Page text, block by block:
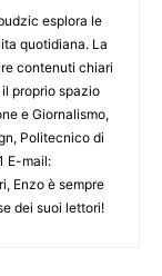
esplora le
quotidiana. La
contenuti chiari
proprio spazio
e Giornalismo,
Politecnico di
E-mail:
Enzo è sempre
dei suoi lettori!